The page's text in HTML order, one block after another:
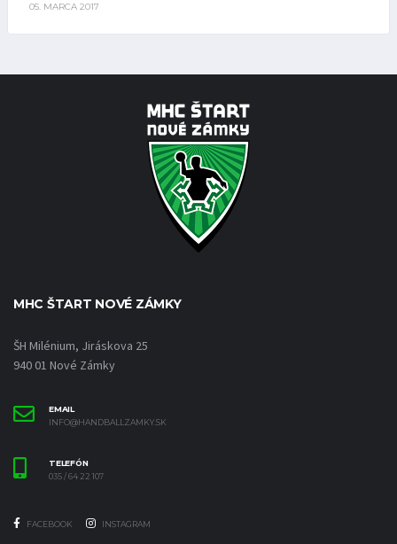
05. MARCA 2017
MHC ŠTART NOVÉ ZÁMKY
ŠH Milénium, Jiráskova 25
940 01 Nové Zámky
EMAIL
INFO@HANDBALLZAMKY.SK
TELEFÓN
035 / 64 22 107
FACEBOOK INSTAGRAM